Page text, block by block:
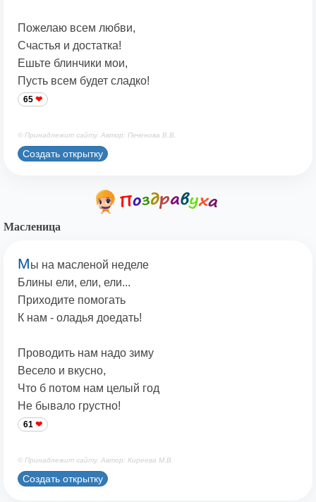
Пожелаю всем любви,
Счастья и достатка!
Ешьте блинчики мои,
Пусть всем будет сладко!
65
© Принадлежит сайту. Автор: Печенова В.В.
Создать открытку
Масленица
Мы на масленой неделе
Блины ели, ели, ели...
Приходите помогать
К нам - оладья доедать!
Проводить нам надо зиму
Весело и вкусно,
Что б потом нам целый год
Не бывало грустно!
61
© Принадлежит сайту. Автор: Киреева М.В.
Создать открытку